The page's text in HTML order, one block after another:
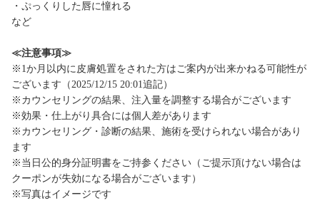
・ぷっくりした唇に憧れる
など
≪注意事項≫
※1か月以内に皮膚処置をされた方はご案内が出来かねる可能性が
ございます（2025/12/15 20:01追記）
※カウンセリングの結果、注入量を調整する場合がございます
※効果・仕上がり具合には個人差があります
※カウンセリング・診断の結果、施術を受けられない場合があり
ます
※当日公的身分証明書をご持参ください（ご提示頂けない場合は
クーポンが失効になる場合がございます）
※写真はイメージです